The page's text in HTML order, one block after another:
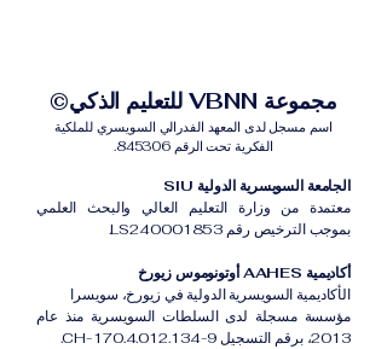
مجموعة VBNN للتعليم الذكي©
اسم مسجل لدى المعهد الفدرالي السويسري للملكية
الفكرية تحت الرقم 845306.
الجامعة السويسرية الدولية SIU
معتمدة من وزارة التعليم العالي والبحث العلمي
بموجب الترخيص رقم LS240001853.
أكاديمية AAHES أوتونوموس زيورخ
الأكاديمية السويسرية الدولية في زيورخ، سويسرا
مؤسسة مسجلة لدى السلطات السويسرية منذ عام
2013، برقم التسجيل CH-170.4.012.134-9.